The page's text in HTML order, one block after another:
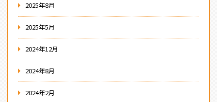
2025年8月
2025年5月
2024年12月
2024年8月
2024年2月